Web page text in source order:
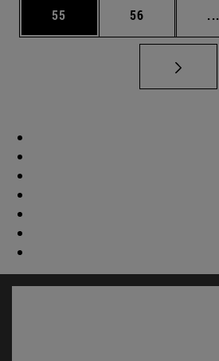
Página
55 Página
56 ...